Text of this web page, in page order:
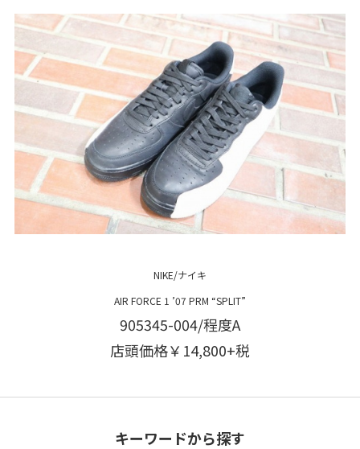
NIKE/ナイキ
AIR FORCE 1 ’07 PRM “SPLIT”
905345-004/程度A
店頭価格￥14,800+税
キーワードから探す